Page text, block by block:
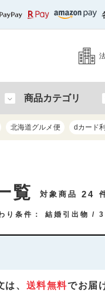
商品カテゴリ
北海道グルメ便 dカード
覧 対象商品 24
り条件： 結婚引出物
、 送料無料でお届